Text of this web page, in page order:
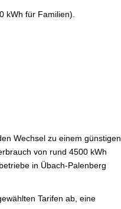
kWh für Familien).
Wechsel zu einem günstigen
von rund 4500 kWh
in Übach-Palenberg
Tarifen ab, eine